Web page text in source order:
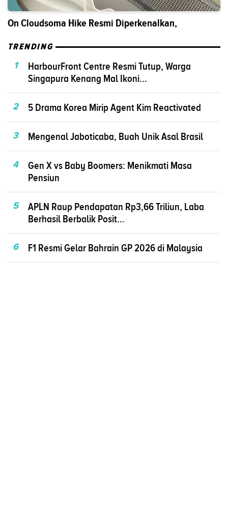
On Cloudsoma Hike Resmi Diperkenalkan,
TRENDING
1
HarbourFront Centre Resmi Tutup, Warga
Singapura Kenang Mal Ikoni...
2 5 Drama Korea Mirip Agent Kim Reactivated
3 Mengenal Jaboticaba, Buah Unik Asal Brasil
4
Gen X vs Baby Boomers: Menikmati Masa
Pensiun
5
APLN Raup Pendapatan Rp3,66 Triliun, Laba
Berhasil Berbalik Posit...
6 F1 Resmi Gelar Bahrain GP 2026 di Malaysia